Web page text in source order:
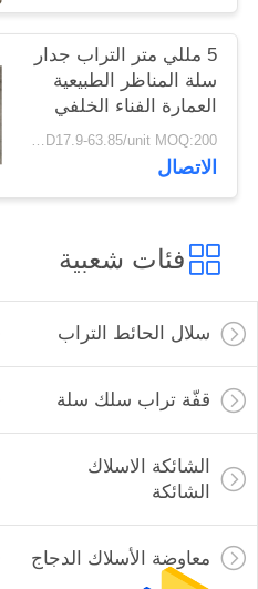
5 مللي متر التراب جدار
سلة المناظر الطبيعية
العمارة الفناء الخلفي
الديكور
USD17.9-63.85/unit MOQ:200 وحدة
الاتصال
فئات شعبية
سلال الحائط التراب
قفّة تراب سلك سلة
الشائكة الاسلاك
الشائكة
معاوضة الأسلاك الدجاج